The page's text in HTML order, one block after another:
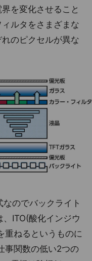
を変化させること
ルタをさまざまな
のピクセルが異な
のでバックライト
ITO(酸化インジウ
重ねるというものに
事関数の低い2つの